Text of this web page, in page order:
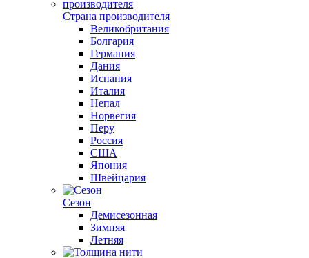
Страна производителя
Великобритания
Болгария
Германия
Дания
Испания
Италия
Непал
Норвегия
Перу
Россия
США
Япония
Швейцария
Сезон
Демисезонная
Зимняя
Летняя